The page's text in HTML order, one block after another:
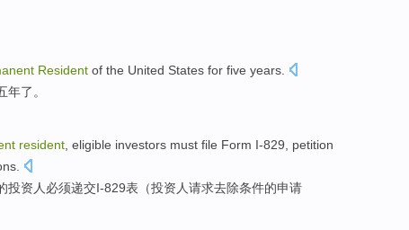
Resident of the United States for five years
年了 。
resident eligible investors must file Form I-829, petition
投资人 必须递交I-829表（投资人请求去除条件的申请